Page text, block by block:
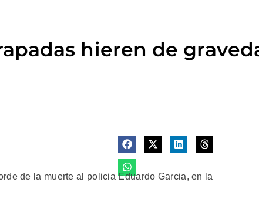
hieren de
de la muerte al policia Eduardo Garcia, en la